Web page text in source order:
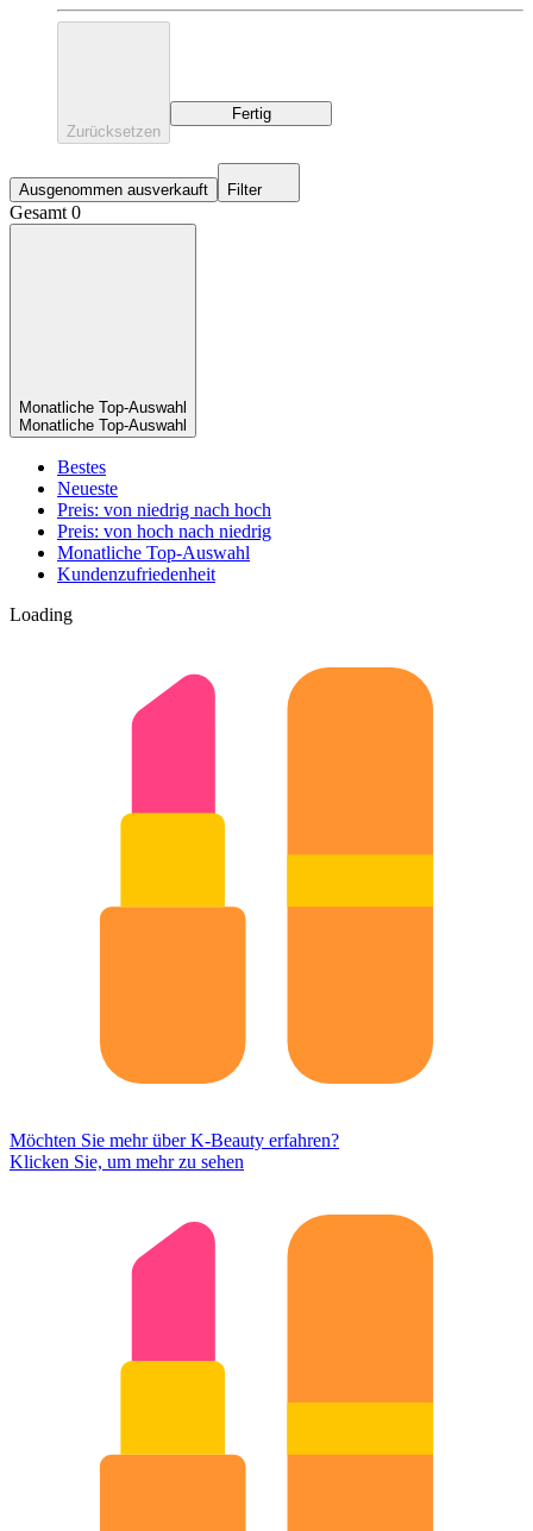
Zurücksetzen
Fertig
Ausgenommen ausverkauft Filter
Gesamt 0
Monatliche Top-Auswahl
Monatliche Top-Auswahl
Bestes
Neueste
Preis: von niedrig nach hoch
Preis: von hoch nach niedrig
Monatliche Top-Auswahl
Kundenzufriedenheit
Loading
Möchten Sie mehr über K-Beauty erfahren?
Klicken Sie, um mehr zu sehen